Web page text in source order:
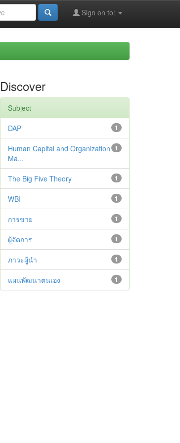
Sign on to:
Discover
Subject
1
DAP
1
Human Capital and Organization
Ma...
1
The Big Five Theory
1
WBI
1
การขาย
1
ผู้จัดการ
1
ภาวะผู้นำ
1
แผนพัฒนาตนเอง